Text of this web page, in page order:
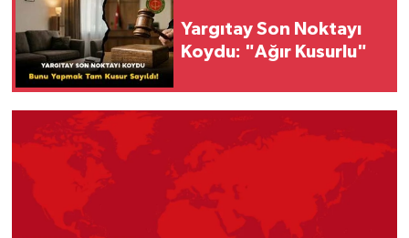
Yargıtay Son Noktayı
Koydu: "Ağır Kusurlu"